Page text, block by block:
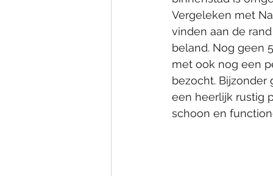
Vergeleken met
vinden aan de
beland. Nog geen
met ook nog een
bezocht.
een heerlijk rustig
schoon en